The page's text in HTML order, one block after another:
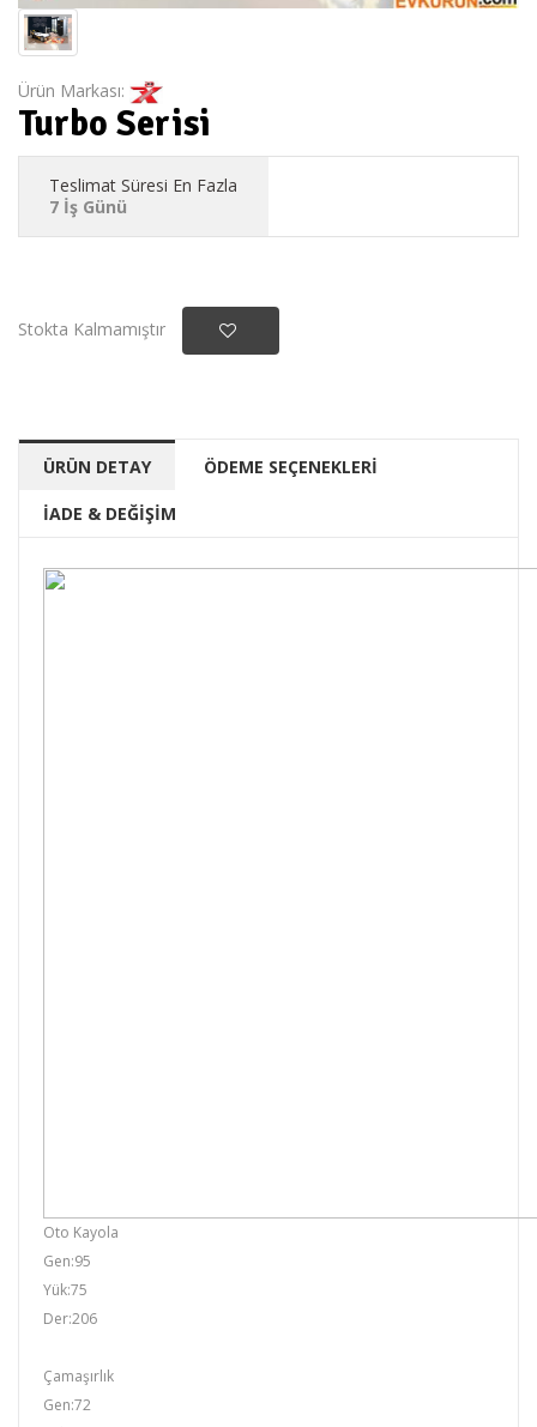
Ürün Markası:
Turbo Serisi
Teslimat Süresi En Fazla
7 İş Günü
Stokta Kalmamıştır
ÜRÜN DETAY ÖDEME SEÇENEKLERİ
İADE & DEĞİŞİM
Oto Kayola
Gen:95
Yük:75
Der:206
Çamaşırlık
Gen:72